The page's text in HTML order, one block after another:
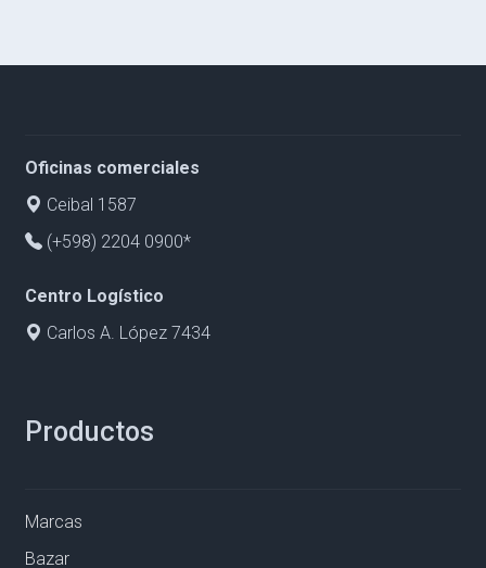
Oficinas comerciales
Ceibal 1587
(+598) 2204 0900*
Centro Logístico
Carlos A. López 7434
Productos
Marcas
Bazar